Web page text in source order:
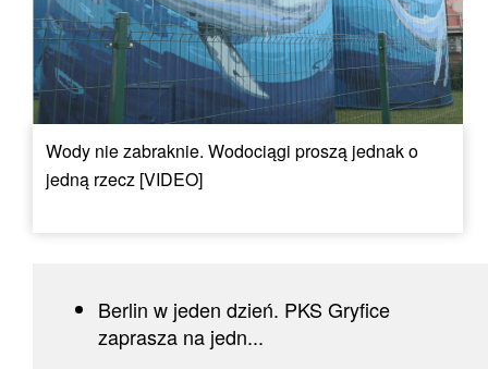
Wody nie zabraknie. Wodociągi proszą jednak o
jedną rzecz [VIDEO]
Berlin w jeden dzień. PKS Gryfice
zaprasza na jedn...